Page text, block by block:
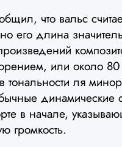
что вальс
его длина
или около
тональности ля минор
динамические
в начале,
громкость.